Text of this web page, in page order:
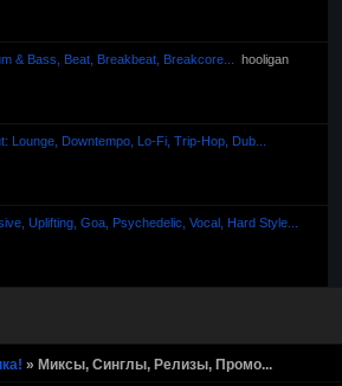
& Bass, Beat, Breakbeat, Breakcore... hooligan
Lounge, Downtempo, Lo-Fi, Trip-Hop, Dub...
Uplifting, Goa, Psychedelic, Vocal, Hard Style...
»Миксы, Синглы, Релизы, Промо...